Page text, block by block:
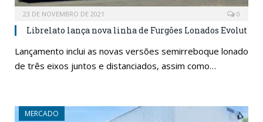
23 DE NOVEMBRO DE 2021 0
Librelato lança nova linha de Furgões Lonados Evolut
Lançamento inclui as novas versões semirreboque lonado
de três eixos juntos e distanciados, assim como…
MERCADO